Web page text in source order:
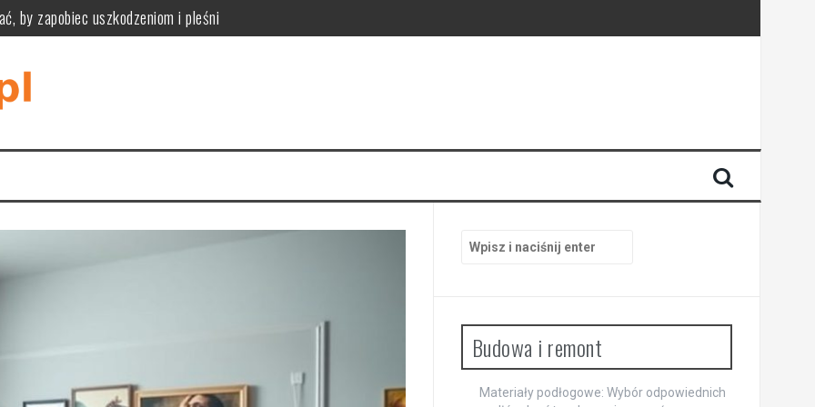
by zapobiec uszkodzeniom i pleśni
przyczyny i bezpiecznie je usunąć
funkcjonalność i praktyczne zastosowania w różnych wnętrzach
Budowa i remont
Materiały podłogowe: Wybór odpowiednich